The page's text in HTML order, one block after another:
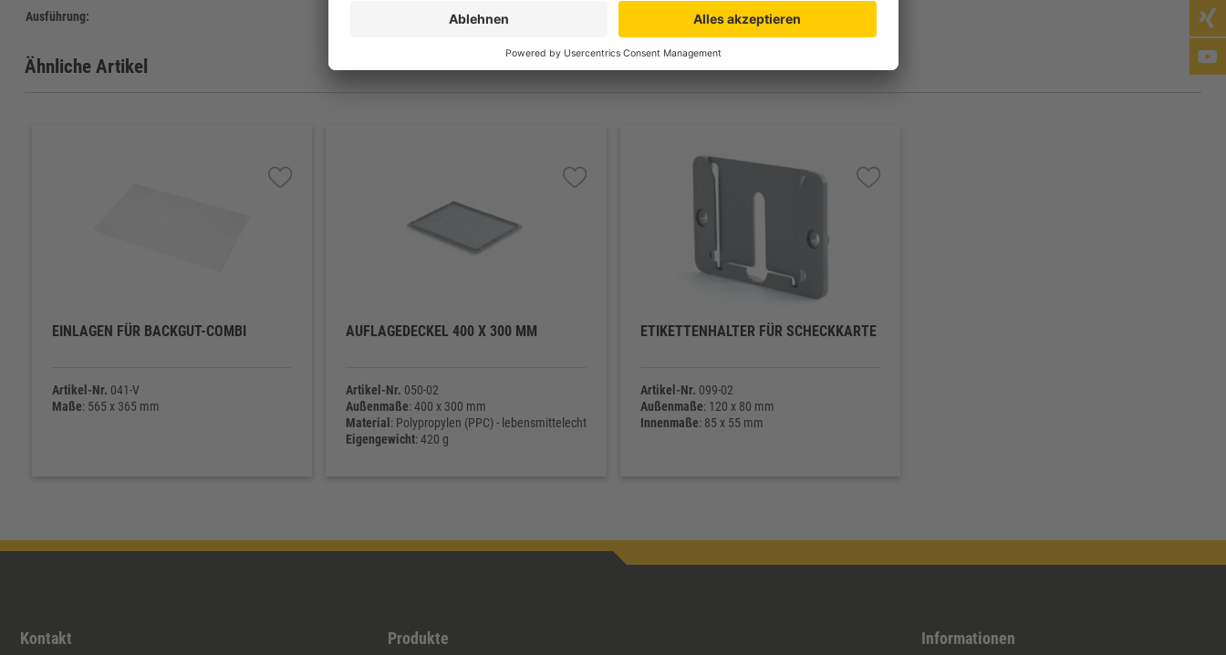
Ausführung:
Ähnliche Artikel
EINLAGEN FÜR BACKGUT-COMBI
Artikel-Nr. 041-V
Maße: 565 x 365 mm
AUFLAGEDECKEL 400 X 300 MM
Artikel-Nr. 050-02
Außenmaße: 400 x 300 mm
Material : Polypropylen (PPC) - lebensmittelecht
Eigengewicht: 420 g
ETIKETTENHALTER FÜR SCHECKKARTE
Artikel-Nr. 099-02
Außenmaße: 120 x 80 mm
Innenmaße: 85 x 55 mm
Kontakt Produkte Informationen